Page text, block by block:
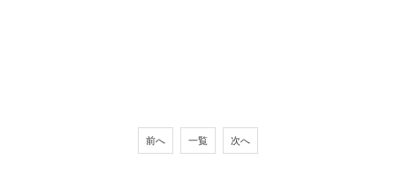
前へ 一覧 次へ